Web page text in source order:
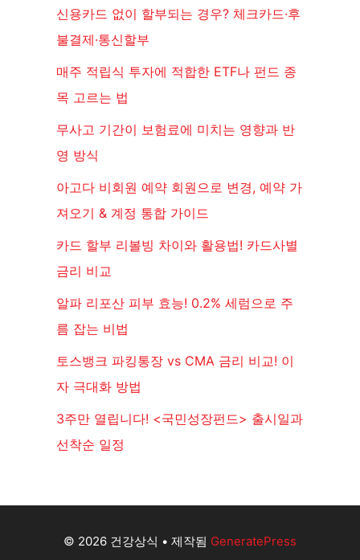
신용카드 없이 할부되는 경우? 체크카드·후
불결제·통신할부
매주 적립식 투자에 적합한 ETF나 펀드 종
목 고르는 법
무사고 기간이 보험료에 미치는 영향과 반
영 방식
아고다 비회원 예약 회원으로 변경, 예약 가
져오기 & 계정 통합 가이드
카드 할부 리볼빙 차이와 활용법! 카드사별
금리 비교
알파 리포산 피부 효능! 0.2% 세럼으로 주
름 잡는 비법
토스뱅크 파킹통장 vs CMA 금리 비교! 이
자 극대화 방법
3주만 열립니다! <국민성장펀드> 출시일과
선착순 일정
© 2026 건강상식 • 제작됨 GeneratePress